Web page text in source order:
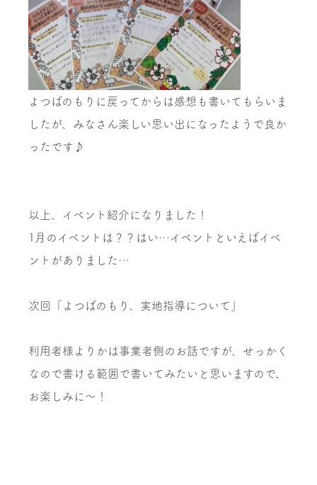
よつばのもりに戻ってからは感想も書いてもらいま
したが、みなさん楽しい思い出になったようで良か
ったです♪
以上、イベント紹介になりました！
1月のイベントは？？はい…イベントといえばイベ
ントがありました…
次回「よつばのもり、実地指導について」
利用者様よりかは事業者側のお話ですが、せっかく
なので書ける範囲で書いてみたいと思いますので、
お楽しみに～！